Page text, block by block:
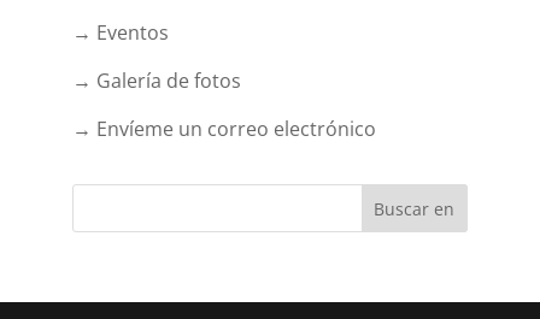
→ Eventos
→ Galería de fotos
→ Envíeme un correo electrónico